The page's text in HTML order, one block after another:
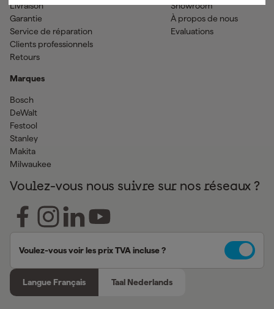
Livraison
Garantie
Service de réparation
Clients professionnels
Retours
Marques
Bosch
DeWalt
Festool
Stanley
Makita
Milwaukee
Showroom
À propos de nous
Evaluations
Voulez-vous nous suivre sur nos réseaux ?
Voulez-vous voir les prix TVA incluse ?
Langue Français Taal Nederlands